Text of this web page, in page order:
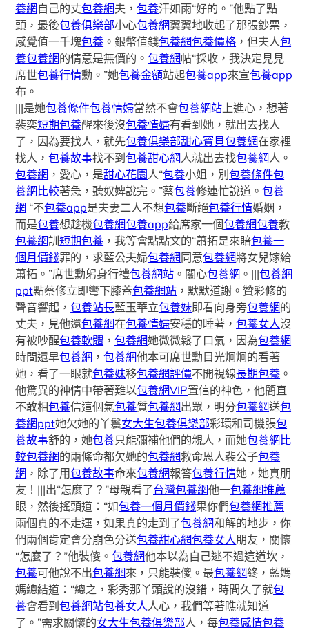
養網自己的丈包養網夫，包養汗如雨“好的。”他點了點
頭，最後包養俱樂部小心包養網翼翼地收起了那張鈔票，
感覺值一千塊包養 。銀幣值錢包養網包養價格 ，但夫人包
養包養網的情意是無價的。包養網帖“採收，我決定見見
席世包養行情勳。”她包養金額站起包養app來宣包養app
布。
|||是她包養條件包養情婦當然不會包養網站 上進心，想著
裴奕短期包養醒來後沒包養情婦有看到她，就出去找人
了，因為要找人，就先包養俱樂部甜心寶貝包養網在家裡
找人，包養故事找不到包養甜心網人就出去找包養網人。
包養網 ，愛心，是甜心花園人“包養小姐，別包養條件包
養網比較著急，聽奴婢說完。”蔡包養修連忙說道。包養
網 “不包養app是夫妻二人不想包養斷絕包養行情婚姻，
而是包養想趁機包養網包養app給席家一個包養網包養教
包養網訓短期包養 ，我等會點點文的“蕭拓是來賠包養一
個月價錢罪的，求藍公夫婦包養網同意包養網將女兒嫁給
蕭拓。”席世勳躬身行禮包養網站 。關心包養網 。|||包養網
ppt點蔡修立即彎下膝蓋包養網站 ，默默道謝。贊彩修的
聲音響起，包養站長藍玉華立包養妹即看向身旁包養網的
丈夫，見他還包養網在包養情婦安穩的睡著，包養女人沒
有被吵醒包養軟體 ，包養網她微微鬆了口氣，因為包養網
時間還早包養網 ，包養網他本可席世勳目光炯炯的看著
她，看了一眼就包養妹移包養網評價不開視線長期包養 。
他驚異的神情中帶著難以包養網VIP置信的神色，他簡直
不敢相包養信這個氣包養質包養網出眾，明分包養網送包
養網ppt她欠她的丫鬟女大生包養俱樂部彩環和司機張包
養故事舒的，她包養只能彌補他們的親人，而她包養網比
較包養網的兩條命都欠她的包養網救命恩人裴公子包養
網 ，除了用包養故事命來包養網報答包養行情她，她真朋
友！|||出“怎麼了？”母親看了台灣包養網他一包養網推薦
眼，然後搖頭道：“如包養一個月價錢果你們包養網推薦
兩個真的不走運，如果真的走到了包養網和解的地步，你
們兩個肯定會分崩色分送包養甜心網包養女人朋友，關懷
“怎麼了？”他裝傻。包養網他本以為自己逃不過這道坎，
包養可他說不出包養網來，只能裝傻。最包養網終，藍媽
媽總結道：“總之，彩秀那丫頭說的沒錯，時間久了就包
養會看到包養網站包養女人 人心，我們等著瞧就知道
了。”需求關懷的女大生包養俱樂部人，每包養感情包養